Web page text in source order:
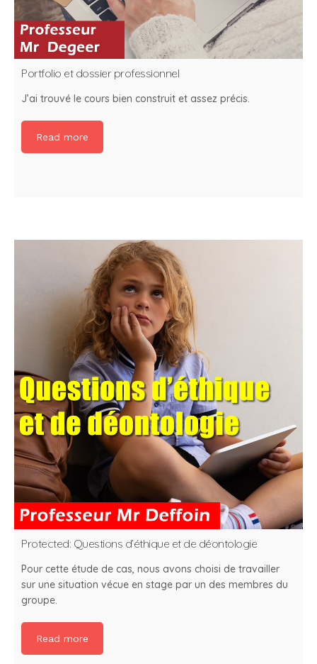
Portfolio et dossier professionnel
J’ai trouvé le cours bien construit et assez précis.
Read more
Protected: Questions d’éthique et de déontologie
Pour cette étude de cas, nous avons choisi de travailler
sur une situation vécue en stage par un des membres du
groupe.
Read more